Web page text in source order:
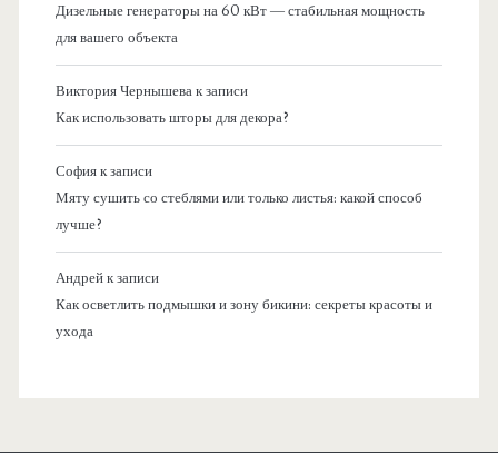
Дизельные генераторы на 60 кВт — стабильная мощность
для вашего объекта
Виктория Чернышевак записи
Как использовать шторы для декора?
Софияк записи
Мяту сушить со стеблями или только листья: какой способ
лучше?
Андрейк записи
Как осветлить подмышки и зону бикини: секреты красоты и
ухода